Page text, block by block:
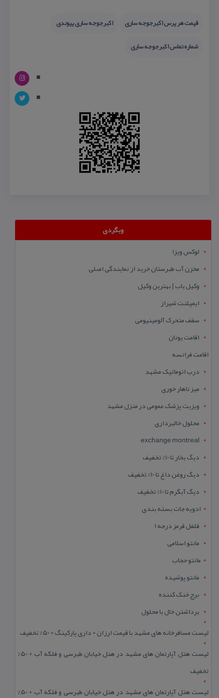
قیمت هر پرس اكبرجوجه ساری
اكبرجوجه ساری پیوندی
شماره تماس اكبرجوجه ساری
وبگردی
لوکس ویزا
مخزن آب طبرستان خرید از نمایندگی اصلی
وکیل یاب | بهترین وکیل
ایمپلنت شیراز
سقف متحرک آلومینیومی
اقامت یونان
اقامت فرانسه
درب اتوماتیک مشهد
میز ناهار خوری
ویزیت پزشک عمومی در منزل مشهد
محلول خالبرداری
exchange montreal
دیگ بخار تا 10% تخفیف
دیگ روغن داغ تا 10% تخفیف
دیگ آبگرم تا 10% تخفیف
ادویه جات بسته بندی
فلفل قرمز درجه 1
مانتو اسلامی
مانتو حجاب
مانتو پوشیده
برج خنک کننده
برداشتن خال با محلول
لیست مسافرخانه های مشهد با قیمت ارزان + داری پارکینگ + 50% تخفیف
لیست هتل آپارتمان های مشهد در هتل خیابان طبرسی و فلکه آب + 50%
تخفیف
لیست هتل آپارتمان های مشهد در هتل خیابان طبرسی و فلکه آب + 50%